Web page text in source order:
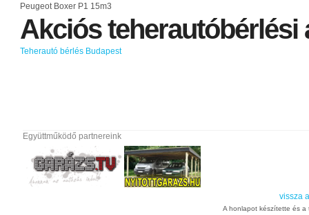
Peugeot Boxer P1 15m3
Akciósteherautóbérlési
Teherautó bérlés Budapest
Együttműködő partnereink
vissza
A honlapot készítette és